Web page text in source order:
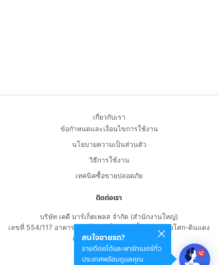
สนใจขายรถ?
ขายดีออโต้และพาร์ทเนอร์ทั่ว
ประเทศพร้อมดูแลคุณ
เกี่ยวกับเรา
ข้อกำหนดและเงื่อนไขการใช้งาน
นโยบายความเป็นส่วนตัว
วิธีการใช้งาน
เทคนิคซื้อขายปลอดภัย
ติดต่อเรา
บริษัท เคดี มาร์เก็ตเพลส จำกัด (สำนักงานใหญ่)
เลขที่ 554/117 อาคารสกายไนน์ เซ็นเตอร์ ชั้น 22 ถนนอโศก-ดินแดง
แขวงดินแดง เขตดินแดง
กรุงเทพมหานคร 10400